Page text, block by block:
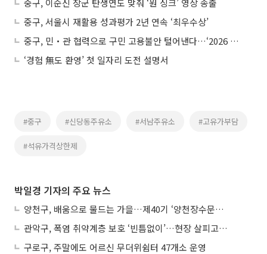
중구, 서울시 재활용 성과평가 2년 연속 ‘최우수상’
중구, 민‧관 협력으로 구민 고용불안 털어낸다…‘2026 일자리 정책’ 본격 가동
‘경험 無도 환영’ 첫 일자리 도전 설명서
#중구 #신당동주유소 #서남주유소 #고유가부담
#석유가격상한제
박일경 기자의 주요 뉴스
양천구, 배움으로 물드는 가을…제40기 ‘양천장수문화대학’ 수강생 모집
관악구, 폭염 취약계층 보호 ‘빈틈없이’…현장 살피고 지원 넓힌다
구로구, 주말에도 어르신 무더위쉼터 47개소 운영